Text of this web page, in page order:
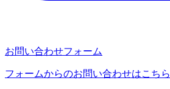
お問い合わせフォーム
フォームからのお問い合わせはこちら